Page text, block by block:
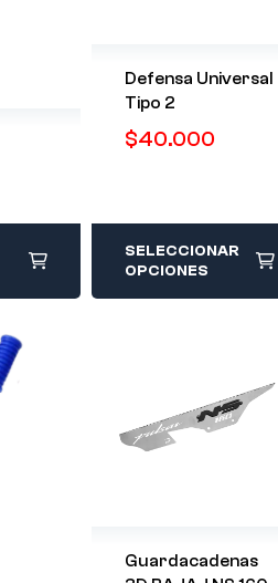
Defensa Universal
Tipo 2
$40.000
SELECCIONAR
OPCIONES
Guardacadenas